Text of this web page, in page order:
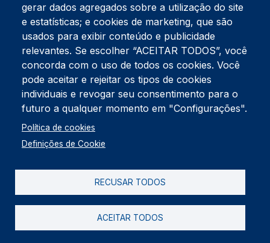
Endereço Postal
Apartado 42
Rua Gil Eanes 31
3834-908 Gafanha da Nazaré
Estúdios
Rua Prior Guerra
Edifício do Centro Cultural da Gafanha da Nazaré
3830-556 Gafanha da Nazaré
Rodapé
Cookies
Política de Privacidade
gerar dados agregados sobre a utilização do site
e estatísticas; e cookies de marketing, que são
usados para exibir conteúdo e publicidade
relevantes. Se escolher “ACEITAR TODOS”, você
concorda com o uso de todos os cookies. Você
pode aceitar e rejeitar os tipos de cookies
individuais e revogar seu consentimento para o
futuro a qualquer momento em "Configurações".
Política de cookies
Definições de Cookie
RECUSAR TODOS
ACEITAR TODOS